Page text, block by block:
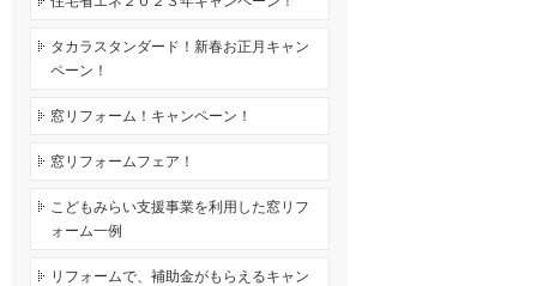
タカラスタンダード！新春お正月キャン
ペーン！
窓リフォーム！キャンペーン！
窓リフォームフェア！
こどもみらい支援事業を利用した窓リフ
ォーム一例
リフォームで、補助金がもらえるキャン